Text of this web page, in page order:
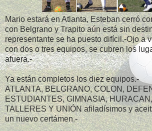
Mario estará en Atlanta, Esteban cerró
con Belgrano y Trapito aún está sin
representante se ha puesto difícil.-Ojo a
con dos o tres equipos, se cubren los
afuera.-
Ya están completos los diez equipos.-
ATLANTA, BELGRANO, COLON,
ESTUDIANTES, GIMNASIA,
TALLERES Y UNIÓN afiladísimos y
un nuevo certámen.-